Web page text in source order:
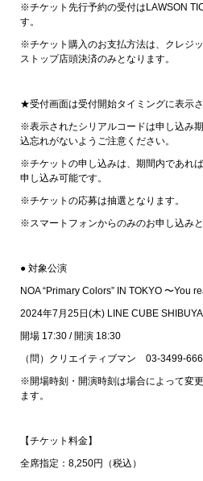
※チケット先行予約の受付はLAWSON
す。
※チケット購入のお支払方法は、クレジ
ストップ店頭決済のみとなります。
★受付画面は受付開始タイミングに表示さ
※表示されたシリアルコードは申し込み
込忘れがないようご注意ください。
※チケットの申し込みは、期間内であれ
申し込み可能です。
※チケットの応募は抽選となります。
※スマートフォンからのみのお申し込みと
● 対象公演
NOA “Primary Colors” IN TOKYO 〜You
2024年7月25日(木) LINE CUBE SHIBUYA
開場 17:30 / 開演 18:30
（問）クリエイティブマン 03-3499-
※開場時刻・開演時刻は場合によって変
ます。
【チケット料金】
全席指定：8,250円（税込）